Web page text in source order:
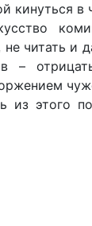
кинуться
читать и
–
из этого